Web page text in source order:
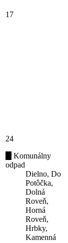
17
24
Komunálny
odpad
Dielno, Do
Potôčka,
Dolná
Roveň,
Horná
Roveň,
Hrbky,
Kamenná